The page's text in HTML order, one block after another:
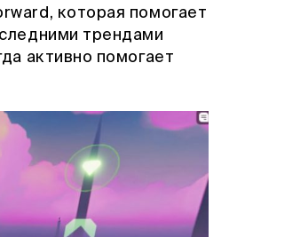
которая помогает
трендами
активно помогает